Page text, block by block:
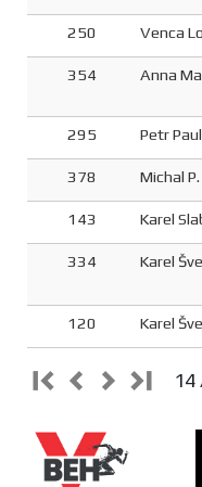
250 Venca
354 Anna
295 Petr
378 Michal P.
143 Karel
334 Karel
120 Karel
14